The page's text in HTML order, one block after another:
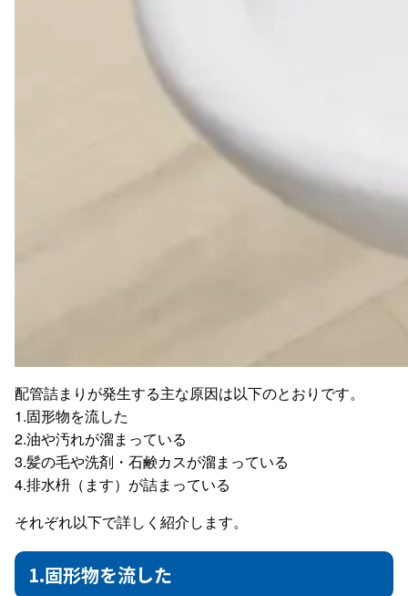
配管詰まりが発生する主な原因は以下のとおりです。
1.固形物を流した
2.油や汚れが溜まっている
3.髪の毛や洗剤・石鹸カスが溜まっている
4.排水枡（ます）が詰まっている
それぞれ以下で詳しく紹介します。
1.固形物を流した